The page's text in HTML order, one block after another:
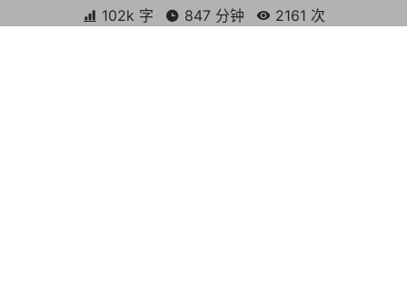
102k 字
847 分钟 2161 次